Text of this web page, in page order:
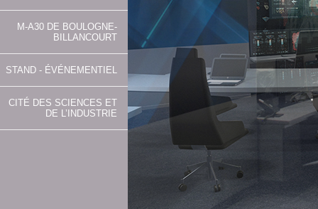
M-A30 DE BOULOGNE-
BILLANCOURT
STAND - ÉVÉNEMENTIEL
CITÉ DES SCIENCES ET
DE L’INDUSTRIE